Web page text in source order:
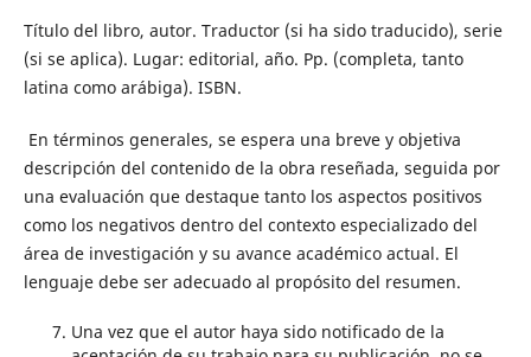
Título del libro, autor. Traductor (si ha sido traducido), serie
(si se aplica). Lugar: editorial, año. Pp. (completa, tanto
latina como arábiga). ISBN.
En términos generales, se espera una breve y objetiva
descripción del contenido de la obra reseñada, seguida por
una evaluación que destaque tanto los aspectos positivos
como los negativos dentro del contexto especializado del
área de investigación y su avance académico actual. El
lenguaje debe ser adecuado al propósito del resumen.
Una vez que el autor haya sido notificado de la